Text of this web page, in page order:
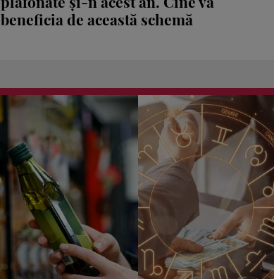
beneficia de această schemă